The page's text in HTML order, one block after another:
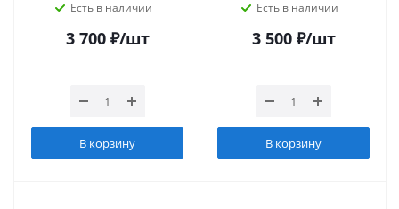
Есть в наличии
3 700₽/шт
В корзину
Есть в наличии
3 500₽/шт
В корзину